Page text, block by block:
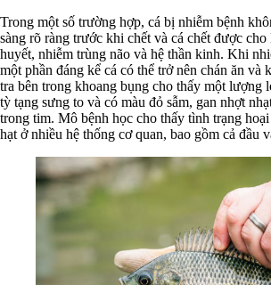
Trong một số trường hợp, cá bị nhiễm bệnh
sàng rõ ràng trước khi chết và cá chết được
huyết, nhiễm trùng não và hệ thần kinh. Khi
một phần đáng kể cá có thể trở nên chán ăn và
tra bên trong khoang bụng cho thấy một lượng
tỳ tạng sưng to và có màu đỏ sẫm, gan nhợt
trong tim. Mô bệnh học cho thấy tình trạng
hạt ở nhiều hệ thống cơ quan, bao gồm cả đầu